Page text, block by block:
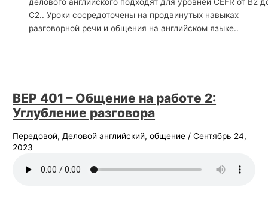
C2.. Уроки сосредоточены на продвинутых навыках
разговорной речи и общения на английском языке..
BEP 401 – Общение на работе 2:
Углубление разговора
Передовой,Деловой английский,общение /Сентябрь 24,
2023
о